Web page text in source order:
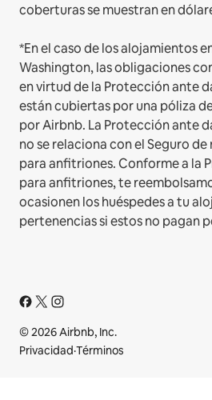
coberturas se muestran en
*En el caso de los alojamientos
Washington, las obligaciones
en virtud de la Protección ante
están cubiertas por una póliza
por Airbnb. La Protección ante
no se relaciona con el Seguro
para anfitriones. Conforme a la
para anfitriones, te
ocasionen los huéspedes a tu
pertenencias si estos no pagan
© 2026 Airbnb, Inc.
Privacidad·Términos